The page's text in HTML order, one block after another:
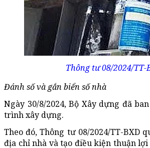
Thông tư 08/2024/
Đánh số và gắn biển số nhà
Ngày 30/8/2024, Bộ Xây dựng đã
trình xây dựng.
Theo đó, Thông tư 08/2024/TT-BXD
địa chỉ nhà và tạo điều kiện thuận